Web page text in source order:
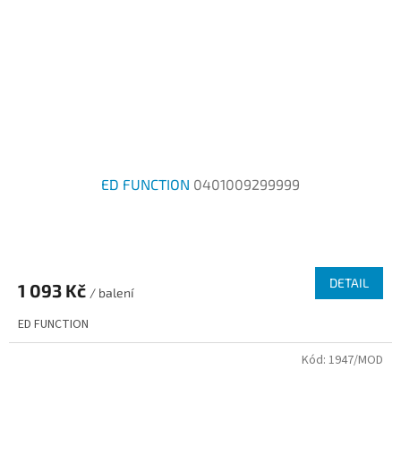
ED FUNCTION 0401009299999
1 093 Kč / balení
DETAIL
ED FUNCTION
Kód: 1947/MOD